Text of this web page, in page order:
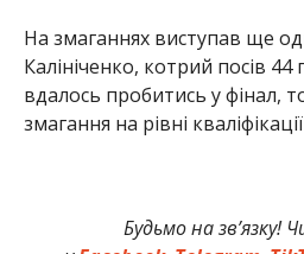
На змаганнях виступав ще
Калініченко, котрий посів
вдалось пробитись у фінал,
змагання на рівні кваліфікації
Будьмо на зв’язку!